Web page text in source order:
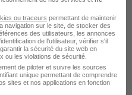
Fou traceurs permettant de maintenir
navigation sur le site, de stocker des
des utilisateurs, les annonces
de l'utilisateur, vérifier s'il
la sécurité du site web en
ou les violations de sécurité.
de piloter et suivre les sources
unique permettant de comprendre
sites et nos applications en fonction